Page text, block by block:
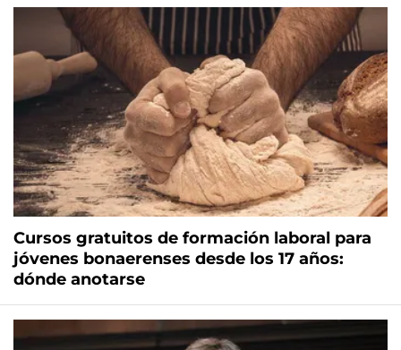
Cursos gratuitos de formación laboral para
jóvenes bonaerenses desde los 17 años:
dónde anotarse